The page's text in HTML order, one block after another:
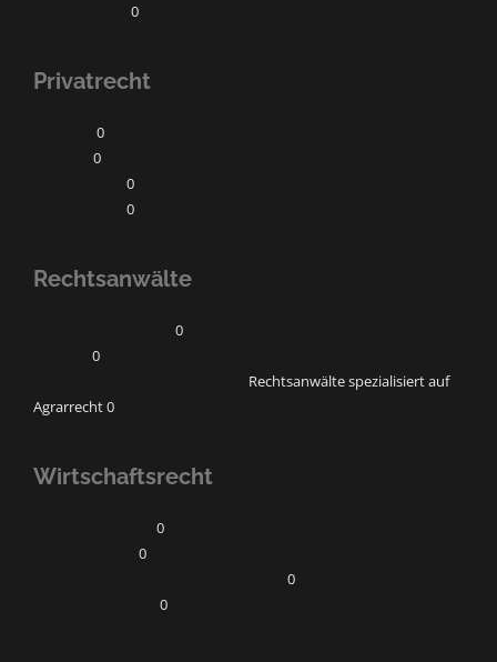
0
Privatrecht
0
0
0
0
Rechtsanwälte
0
0
Rechtsanwälte spezialisiert auf
Agrarrecht 0
Wirtschaftsrecht
0
0
0
0